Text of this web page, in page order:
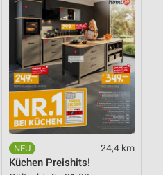
24,4 km
Küchen Preishits!